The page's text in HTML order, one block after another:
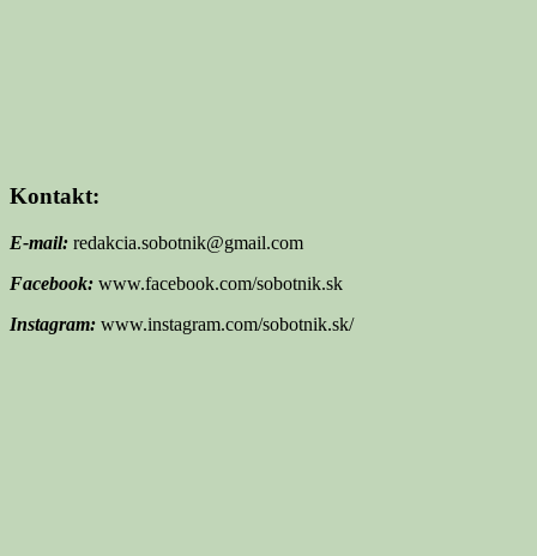
Kontakt:
E-mail: redakcia.sobotnik@gmail.com
Facebook: www.facebook.com/sobotnik.sk
Instagram: www.instagram.com/sobotnik.sk/